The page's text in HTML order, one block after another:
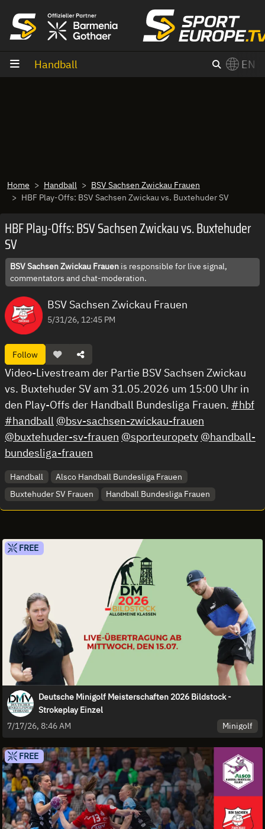
Handball EN
Home Handball
BSV Sachsen Zwickau Frauen
HBF Play-Offs: BSV Sachsen Zwickau vs. Buxtehuder SV
HBF Play-Offs: BSV Sachsen Zwickau vs. Buxtehuder
SV
BSV Sachsen Zwickau Frauen is responsible for live signal,
commentators and chat-moderation.
BSV Sachsen Zwickau Frauen
5/31/26, 12:45 PM
Follow
Video-Livestream der Partie BSV Sachsen Zwickau
vs. Buxtehuder SV am 31.05.2026 um 15:00 Uhr in
den Play-Offs der Handball Bundesliga Frauen. #hbf
#handball @bsv-sachsen-zwickau-frauen
@buxtehuder-sv-frauen @sporteuropetv @handball-
bundesliga-frauen
Handball
Alsco Handball Bundesliga Frauen
Buxtehuder SV Frauen
Handball Bundesliga Frauen
FREE
Deutsche Minigolf Meisterschaften 2026 Bildstock -
Strokeplay Einzel
7/17/26, 8:46 AM
Minigolf
FREE